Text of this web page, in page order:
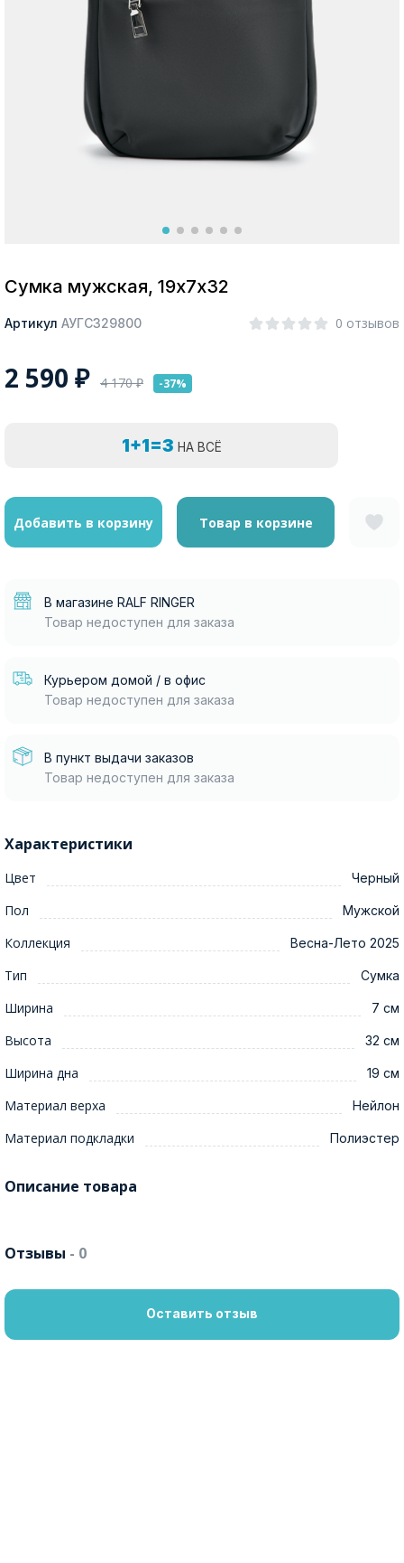
Москва
Изменить город
Сумка мужская, 19х7х32
Артикул АУГС329800 0 отзывов
2 590 ₽ 4 170₽ -37%
1+1=3 НА ВСЁ
Добавить в корзину Товар в корзине
В магазине RALF RINGER
Товар недоступен для заказа
Курьером домой / в офис
Товар недоступен для заказа
В пункт выдачи заказов
Товар недоступен для заказа
Характеристики
Цвет Черный
Пол Мужской
Коллекция Весна-Лето 2025
Тип Сумка
Ширина 7 см
Высота 32 см
Ширина дна 19 см
Материал верха Нейлон
Материал подкладки Полиэстер
Описание товара
Отзывы - 0
Оставить отзыв